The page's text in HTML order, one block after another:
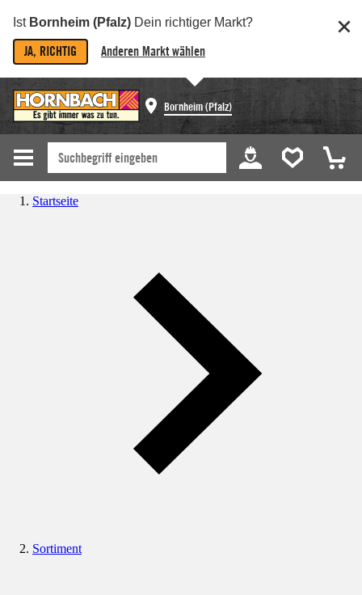
Ist Bornheim (Pfalz) Dein richtiger Markt?
JA, RICHTIG Anderen Markt wählen
Bornheim (Pfalz)
Startseite
Sortiment